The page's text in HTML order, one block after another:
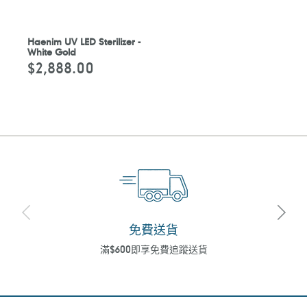
Haenim UV LED Sterilizer -
White Gold
定
價
$2,888.00
免費送貨
滿$600即享免費追蹤送貨